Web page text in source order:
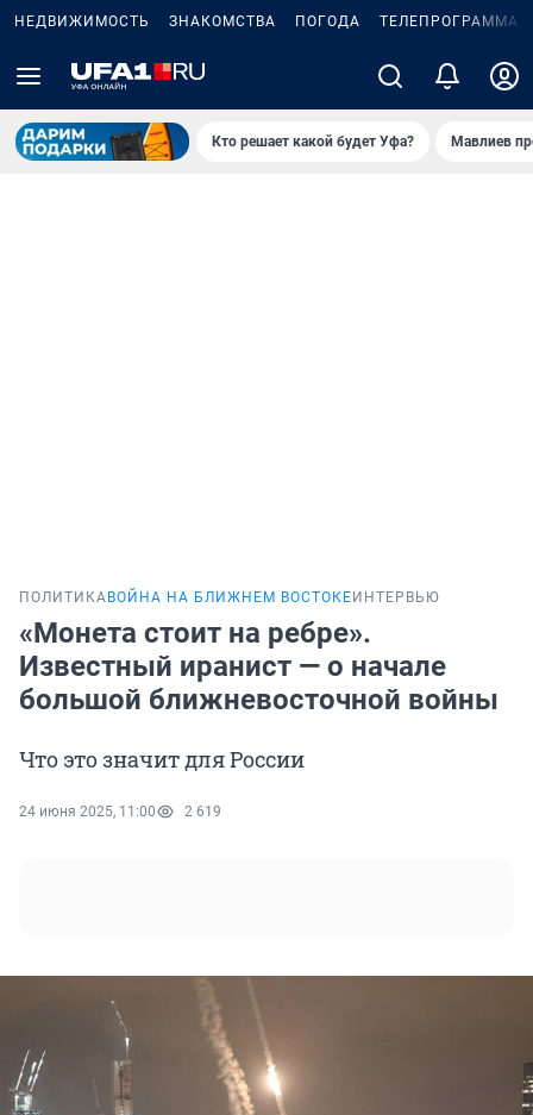
НЕДВИЖИМОСТЬ ЗНАКОМСТВА ПОГОДА ТЕЛЕПРОГРАММА
Кто решает какой будет Уфа? Мавлиев
ПОЛИТИКА ВОЙНА НА БЛИЖНЕМ ВОСТОКЕ ИНТЕРВЬЮ
«Монета стоит на ребре».
Известный иранист — о начале
большой ближневосточной войны
Что это значит для России
24 июня 2025, 11:00 2 619